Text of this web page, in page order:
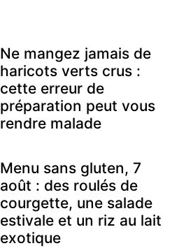
Ne mangez jamais de
haricots verts crus :
cette erreur de
préparation peut vous
rendre malade
Menu sans gluten, 7
août : des roulés de
courgette, une salade
estivale et un riz au lait
exotique